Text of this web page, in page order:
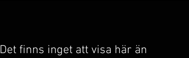
Det finns inget att visa här än